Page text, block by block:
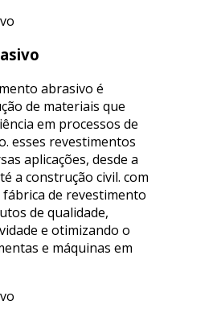
abrasivo é
de materiais que
em processos de
esses revestimentos
aplicações, desde a
a construção civil. com
de revestimento
de qualidade,
e otimizando o
e máquinas em